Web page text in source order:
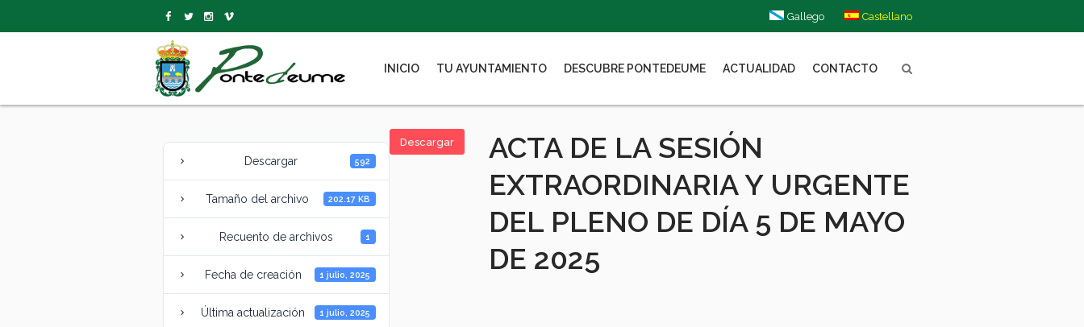
Gallego Castellano
INICIO TU AYUNTAMIENTO DESCUBRE PONTEDEUME ACTUALIDAD CONTACTO
Descargar
Descargar 592
Tamaño del archivo 202.17 KB
Recuento de archivos 1
Fecha de creación 1 julio, 2025
Última actualización 1 julio, 2025
ACTA DE LA SESIÓN
EXTRAORDINARIA Y URGENTE
DEL PLENO DE DÍA 5 DE MAYO
DE 2025